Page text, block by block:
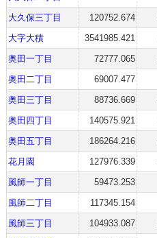
大久保三丁目
120752.674
大字大積
3541985.421
奥田一丁目
72777.065
奥田二丁目
69007.477
奥田三丁目
88736.669
奥田四丁目
140575.921
奥田五丁目
186264.216
花月園
127976.339
風師一丁目
59473.253
風師二丁目
117345.154
風師三丁目
104933.087